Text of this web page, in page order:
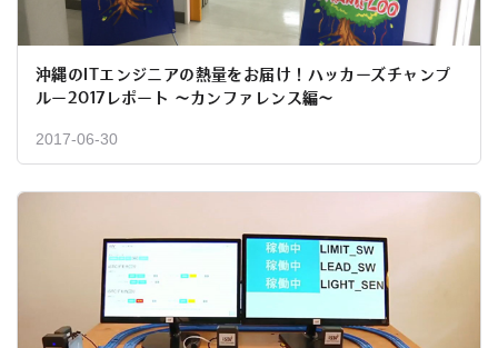
沖縄のITエンジニアの熱量をお届け！ハッカーズチャンプ
ルー2017レポート 〜カンファレンス編〜
2017-06-30